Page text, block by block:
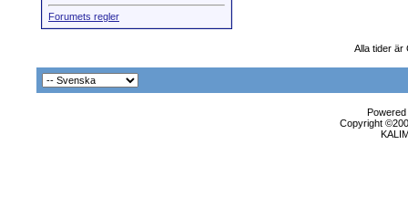
Forumets regler
Alla tider är
Copyright